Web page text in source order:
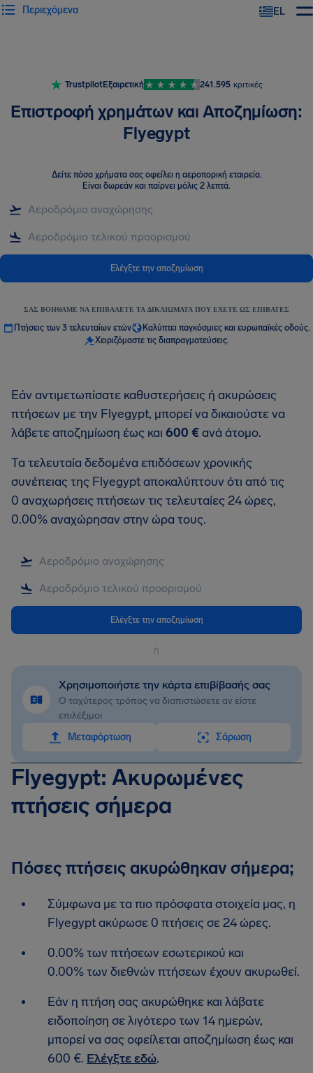
EL
Περιεχόμενα
TrustpilotΕξαιρετική 241.595 κριτικές
Επιστροφή χρημάτων και Αποζημίωση:
Flyegypt
Δείτε πόσα χρήματα σας οφείλει η αεροπορική εταιρεία.
Είναι δωρεάν και παίρνει μόλις 2 λεπτά.
Ελέγξτε την αποζημίωση
ΣΑΣ ΒΟΗΘΆΜΕ ΝΑ ΕΠΙΒΆΛΕΤΕ ΤΑ ΔΙΚΑΙΏΜΑΤΑ ΠΟΥ ΈΧΕΤΕ ΩΣ ΕΠΙΒΆΤΕΣ
Πτήσεις των 3 τελευταίων ετών
Καλύπτει παγκόσμιες και ευρωπαϊκές οδούς.
Χειριζόμαστε τις διαπραγματεύσεις.
Εάν αντιμετωπίσατε καθυστερήσεις ή ακυρώσεις
πτήσεων με την Flyegypt, μπορεί να δικαιούστε να
λάβετε αποζημίωση έως και 600 €ανά άτομο.
Τα τελευταία δεδομένα επιδόσεων χρονικής
συνέπειας της Flyegypt αποκαλύπτουν ότι από τις
0 αναχωρήσεις πτήσεων τις τελευταίες 24 ώρες,
0.00% αναχώρησαν στην ώρα τους.
Ελέγξτε την αποζημίωση
ή
Χρησιμοποιήστε την κάρτα επιβίβασής σας
Ο ταχύτερος τρόπος να διαπιστώσετε αν είστε
επιλέξιμοι
Mεταφόρτωση
Σάρωση
Flyegypt: Ακυρωμένες
πτήσεις σήμερα
Πόσες πτήσεις ακυρώθηκαν σήμερα;
Σύμφωνα με τα πιο πρόσφατα στοιχεία μας, η
Flyegypt ακύρωσε 0 πτήσεις σε 24 ώρες.
0.00% των πτήσεων εσωτερικού και
0.00% των διεθνών πτήσεων έχουν ακυρωθεί.
Εάν η πτήση σας ακυρώθηκε και λάβατε
ειδοποίηση σε λιγότερο των 14 ημερών,
μπορεί να σας οφείλεται αποζημίωση έως και
600 €. Ελέγξτε εδώ.